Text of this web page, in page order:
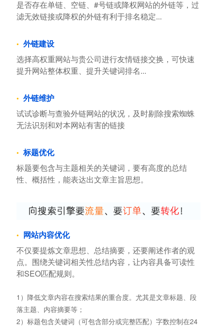
是否存在单链、空链、#号链或降权网站的外链等，过
滤无效链接或降权的外链有利于排名稳定...
外链建设
选择高权重网站与贵公司进行友情链接交换，可快速
提升网站整体权重、提升关键词排名...
外链维护
试试诊断与查验外链网站的状况，及时剔除搜索蜘蛛
无法识别和对本网站有害的链接
标题优化
标题要包含与主题相关的关键词，要有高度的总结
性、概括性，能表达出文章主旨思想。
网站内容优化
不仅要提炼文章思想、总结摘要，还要阐述作者的观
点。围绕关键词相关性总结内容，让内容具备可读性
和SEO匹配规则。
1）降低文章内容在搜索结果的重合度。尤其是文章标题、段
落主题、内容摘要等；
2）标题包含关键词（可包含部分或完整匹配）字数控制在24